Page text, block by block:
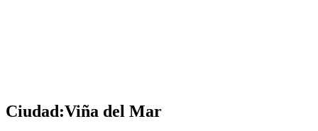
Ciudad:Viña del Mar